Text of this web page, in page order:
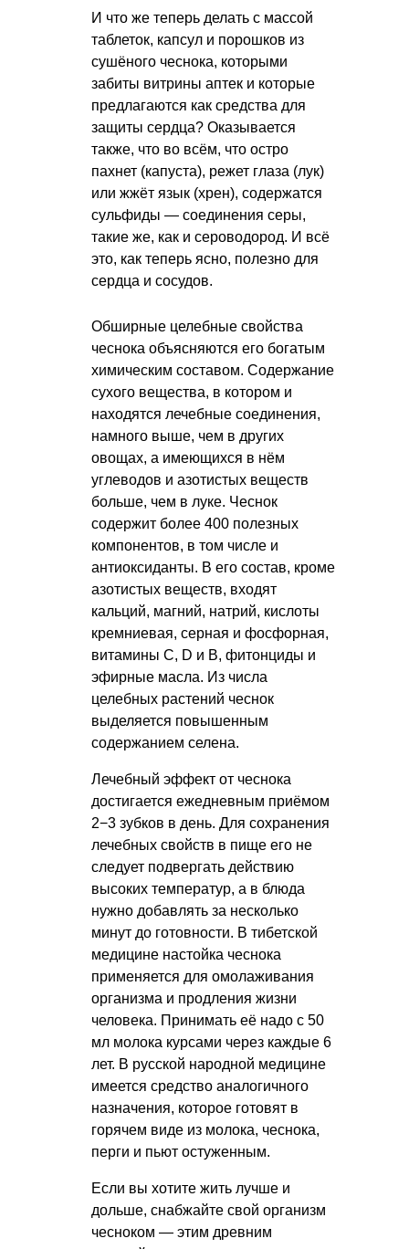
И что же теперь делать с массой
таблеток, капсул и порошков из
сушёного чеснока, которыми
забиты витрины аптек и которые
предлагаются как средства для
защиты сердца? Оказывается
также, что во всём, что остро
пахнет (капуста), режет глаза (лук)
или жжёт язык (хрен), содержатся
сульфиды — соединения серы,
такие же, как и сероводород. И всё
это, как теперь ясно, полезно для
сердца и сосудов.
Обширные целебные свойства
чеснока объясняются его богатым
химическим составом. Содержание
сухого вещества, в котором и
находятся лечебные соединения,
намного выше, чем в других
овощах, а имеющихся в нём
углеводов и азотистых веществ
больше, чем в луке. Чеснок
содержит более 400 полезных
компонентов, в том числе и
антиоксиданты. В его состав, кроме
азотистых веществ, входят
кальций, магний, натрий, кислоты
кремниевая, серная и фосфорная,
витамины С, D и В, фитонциды и
эфирные масла. Из числа
целебных растений чеснок
выделяется повышенным
содержанием селена.
Лечебный эффект от чеснока
достигается ежедневным приёмом
2−3 зубков в день. Для сохранения
лечебных свойств в пище его не
следует подвергать действию
высоких температур, а в блюда
нужно добавлять за несколько
минут до готовности. В тибетской
медицине настойка чеснока
применяется для омолаживания
организма и продления жизни
человека. Принимать её надо с 50
мл молока курсами через каждые 6
лет. В русской народной медицине
имеется средство аналогичного
назначения, которое готовят в
горячем виде из молока, чеснока,
перги и пьют остуженным.
Если вы хотите жить лучше и
дольше, снабжайте свой организм
чесноком — этим древним